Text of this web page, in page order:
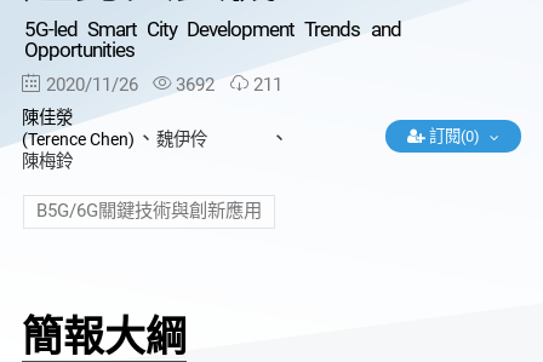
5G-led Smart City Development Trends and
Opportunities
2020/11/26 3692 211
陳佳滎
(Terence Chen) 、 魏伊伶 、
陳梅鈴
訂閱(0)
B5G/6G關鍵技術與創新應用
簡報大綱